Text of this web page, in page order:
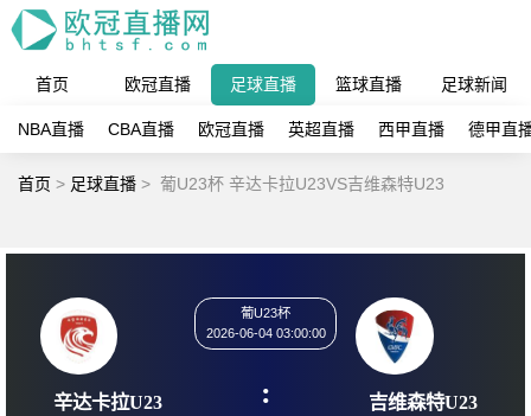
首页 欧冠直播 足球直播 篮球直播 足球新闻
NBA直播 CBA直播 欧冠直播 英超直播 西甲直播 德甲直
首页 > 足球直播 > 葡U23杯 辛达卡拉U23VS吉维森特U23
2026-06-04 03:00:00